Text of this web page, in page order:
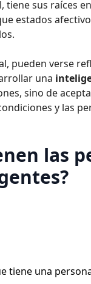
tiene sus raíces
estados
pueden verse
una
sino de
y las
las
tiene una